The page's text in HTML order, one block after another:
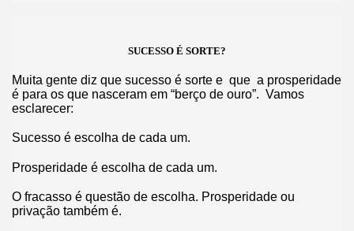
SUCESSO É SORTE?
Muita gente diz que sucesso é sorte e que a prosperidade
é para os que nasceram em “berço de ouro”. Vamos
esclarecer:
Sucesso é escolha de cada um.
Prosperidade é escolha de cada um.
O fracasso é questão de escolha. Prosperidade ou
privação também é.